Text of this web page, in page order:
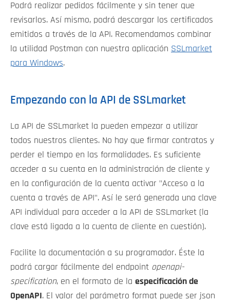
Podrá realizar pedidos fácilmente y sin tener que
revisarlos. Así mismo, podrá descargar los certificados
emitidos a través de la API. Recomendamos combinar
la utilidad Postman con nuestra aplicación SSLmarket
para Windows.
Empezando con la API de SSLmarket
La API de SSLmarket la pueden empezar a utilizar
todos nuestros clientes. No hay que firmar contratos y
perder el tiempo en las formalidades. Es suficiente
acceder a su cuenta en la administración de cliente y
en la configuración de la cuenta activar "Acceso a la
cuenta a través de API". Así le será generada una clave
API individual para acceder a la API de SSLmarket (la
clave está ligada a la cuenta de cliente en cuestión).
Facilite la documentación a su programador. Éste la
podrá cargar fácilmente del endpoint openapi-
specification, en el formato de la especificación de
OpenAPI. El valor del parámetro format puede ser json